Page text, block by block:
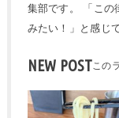
集部です。 「この
みたい！」と感じ
NEW POST